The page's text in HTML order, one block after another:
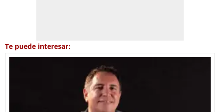
Te puede interesar: